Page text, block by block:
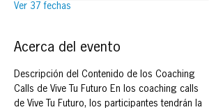
Ver 37 fechas
Acerca del evento
Descripción del Contenido de los Coaching
Calls de Vive Tu Futuro En los coaching calls
de Vive Tu Futuro, los participantes tendrán la